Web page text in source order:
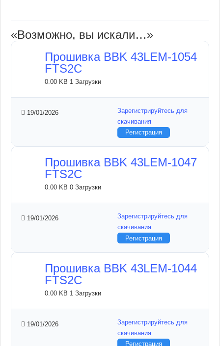
«Возможно, вы искали…»
Прошивка BBK 43LEM-1054
FTS2C
0.00 KB 1 Загрузки
19/01/2026
Зарегистрируйтесь для
скачивания
Регистрация
Прошивка BBK 43LEM-1047
FTS2C
0.00 KB0 Загрузки
19/01/2026
Зарегистрируйтесь для
скачивания
Регистрация
Прошивка BBK 43LEM-1044
FTS2C
0.00 KB 1 Загрузки
19/01/2026
Зарегистрируйтесь для
скачивания
Регистрация